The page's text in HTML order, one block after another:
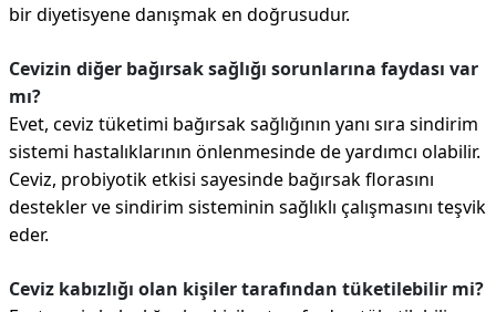
bir diyetisyene danışmak en doğrusudur.
Cevizin diğer bağırsak sağlığı sorunlarına faydası var
mı?
Evet, ceviz tüketimi bağırsak sağlığının yanı sıra sindirim
sistemi hastalıklarının önlenmesinde de yardımcı olabilir.
Ceviz, probiyotik etkisi sayesinde bağırsak florasını
destekler ve sindirim sisteminin sağlıklı çalışmasını teşvik
eder.
Ceviz kabızlığı olan kişiler tarafından tüketilebilir mi?